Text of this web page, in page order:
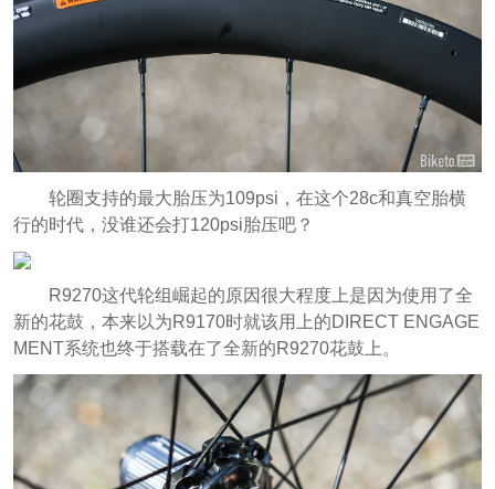
轮圈支持的最大胎压为109psi，在这个28c和真空胎横
行的时代，没谁还会打120psi胎压吧？
R9270这代轮组崛起的原因很大程度上是因为使用了全
新的花鼓，本来以为R9170时就该用上的DIRECT ENGAGE
MENT系统也终于搭载在了全新的R9270花鼓上。